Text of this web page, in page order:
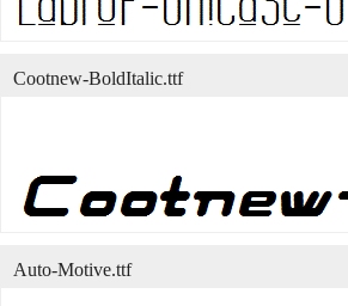
Cootnew-BoldItalic.ttf
Auto-Motive.ttf